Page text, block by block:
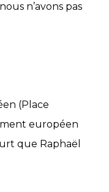
n’avons pas
(Place
européen
que Raphaël